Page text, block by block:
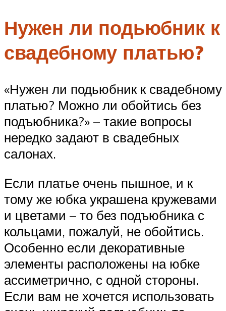
Нужен ли подьюбник к
свадебному платью?
«Нужен ли подьюбник к свадебному
платью? Можно ли обойтись без
подъюбника?» – такие вопросы
нередко задают в свадебных
салонах.
Если платье очень пышное, и к
тому же юбка украшена кружевами
и цветами – то без подъюбника с
кольцами, пожалуй, не обойтись.
Особенно если декоративные
элементы расположены на юбке
ассиметрично, с одной стороны.
Если вам не хочется использовать